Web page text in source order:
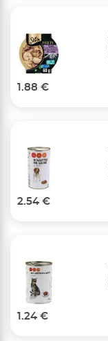
1.88 €
2.54 €
1.24 €